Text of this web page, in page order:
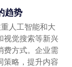
趋势
人工智能和大
视觉搜索等新兴
费方式。企业需
策略，提升内容